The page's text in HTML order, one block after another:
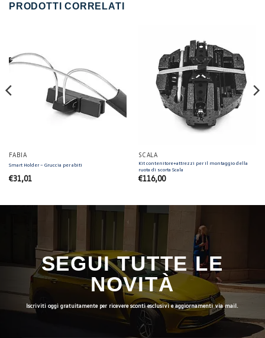
PRODOTTI CORRELATI
FABIA
Smart Holder – Gruccia per abiti
€31,01
SCALA
Kit contenitore+attrezzi per il montaggio della
ruota di scorta Scala
€116,00
SEGUI TUTTE LE
NOVITÀ
Iscriviti oggi gratuitamente per ricevere sconti esclusivi e aggiornamenti via mail.